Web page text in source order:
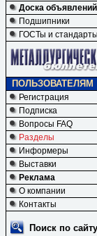
Доска объявлений
Подшипники
ГОСТы и стандарты
ПОЛЬЗОВАТЕЛЯМ
Регистрация
Подписка
Вопросы FAQ
Разделы
Информеры
Выставки
Реклама
О компании
Контакты
Поиск по сайту